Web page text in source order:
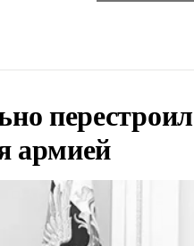
перестроил
армией